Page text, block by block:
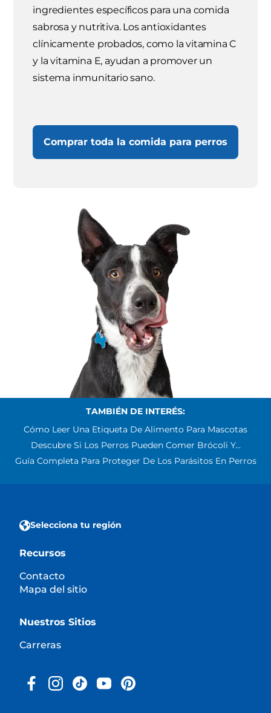
ingredientes específicos para una comida
sabrosa y nutritiva. Los antioxidantes
clínicamente probados, como la vitamina C
y la vitamina E, ayudan a promover un
sistema inmunitario sano.
Comprar toda la comida para perros
TAMBIÉN DE INTERÉS:
Cómo Leer Una Etiqueta De Alimento Para Mascotas
Descubre Si Los Perros Pueden Comer Brócoli Y...
Guía Completa Para Proteger De Los Parásitos En Perros
Selecciona tu región
Recursos
Contacto
Mapa del sitio
Nuestros Sitios
Carreras